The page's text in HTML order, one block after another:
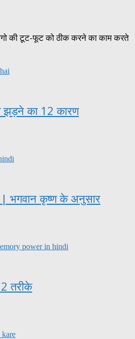
अंगो की टूट-फूट को ठीक करने का काम करते
झड़ने का 12 कारण
| भगवान कृष्ण के अनुसार
तरीके